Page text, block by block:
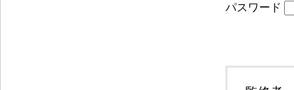
パスワード